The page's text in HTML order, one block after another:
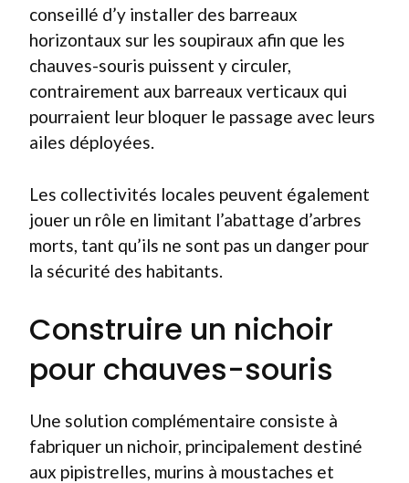
conseillé d’y installer des barreaux
horizontaux sur les soupiraux afin que les
chauves-souris puissent y circuler,
contrairement aux barreaux verticaux qui
pourraient leur bloquer le passage avec leurs
ailes déployées.
Les collectivités locales peuvent également
jouer un rôle en limitant l’abattage d’arbres
morts, tant qu’ils ne sont pas un danger pour
la sécurité des habitants.
Construire un nichoir
pour chauves-souris
Une solution complémentaire consiste à
fabriquer un nichoir, principalement destiné
aux pipistrelles, murins à moustaches et